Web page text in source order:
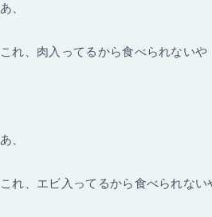
あ、
これ、肉入ってるから食べられないや
あ、
これ、エビ入ってるから食べられない